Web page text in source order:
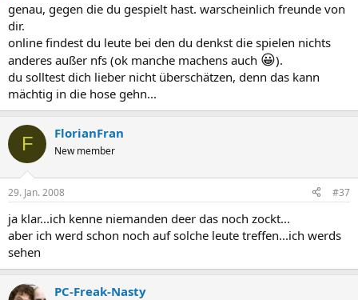
genau, gegen die du gespielt hast. warscheinlich freunde von
dir.
online findest du leute bei den du denkst die spielen nichts
anderes außer nfs (ok manche machens auch 😀).
du solltest dich lieber nicht überschätzen, denn das kann
mächtig in die hose gehn...
F FlorianFran
New member
29. Jan. 2008 #37
ja klar...ich kenne niemanden deer das noch zockt...
aber ich werd schon noch auf solche leute treffen...ich werds
sehen
PC-Freak-Nasty